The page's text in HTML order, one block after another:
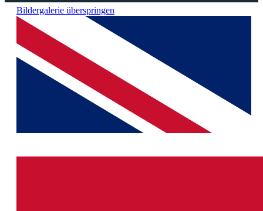
Bildergalerie überspringen